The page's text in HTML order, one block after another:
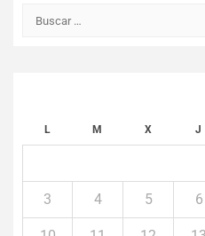
Buscar:
L M X J
3 4 5 6